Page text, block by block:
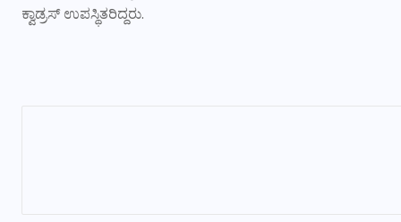
ಕ್ವಾಡ್ರಸ್‌ ಉಪಸ್ಥಿತರಿದ್ದರು.